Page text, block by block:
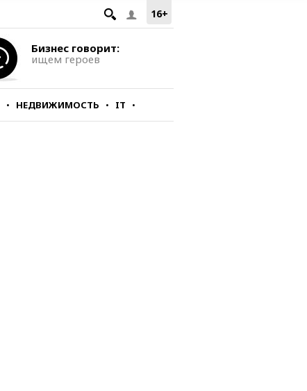
16+
Бизнес говорит:
ищем героев
НЕДВИЖИМОСТЬ IT